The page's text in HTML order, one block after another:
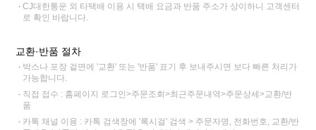
CJ대한통운 외 타택배 이용 시 택배 요금과 반품 주소가 상이하니 고객센터
로 확인 바랍니다.
교환·반품 절차
박스나 포장 겉면에 '교환' 또는 '반품' 표기 후 보내주시면 보다 빠른 처리가
가능합니다.
직접 접수 : 홈페이지 로그인>주문조회>최근주문내역>주문상세>교환/반
품
카톡 채널 이용 : 카톡 검색창에 '록시걸' 검색 > 주문자명, 전화번호, 교환/반